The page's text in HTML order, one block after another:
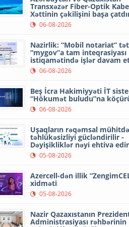
Transxəzər Fiber-Optik
Xəttinin çəkilişini başa
06-08-2026
Nazirlik: “Mobil notariat”
“mygov”a tam inteqrasiyası
istiqamətində işlər davam
06-08-2026
Beş İcra Hakimiyyəti İT
“Hökumət buludu”na
06-08-2026
Uşaqların rəqəmsal mühitdə
təhlükəsizliyi gücləndirilir -
Dəyişikliklər nəyi ehtiva
05-08-2026
Azercell-dən illik
xidməti
05-08-2026
Nazir Qazaxıstanın
Administrasiyası rəhbərinin